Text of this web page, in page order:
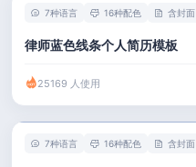
7种语言 16种配色 含封面
律师蓝色线条个人简历模板
25169 人使用
7种语言 16种配色 含封面